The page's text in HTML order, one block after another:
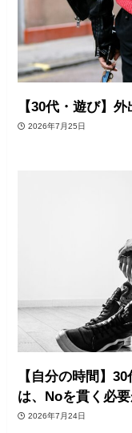
【30代・遊び】
2026年7月25日
【自分の時間】
は、Noを貫く必
2026年7月24日